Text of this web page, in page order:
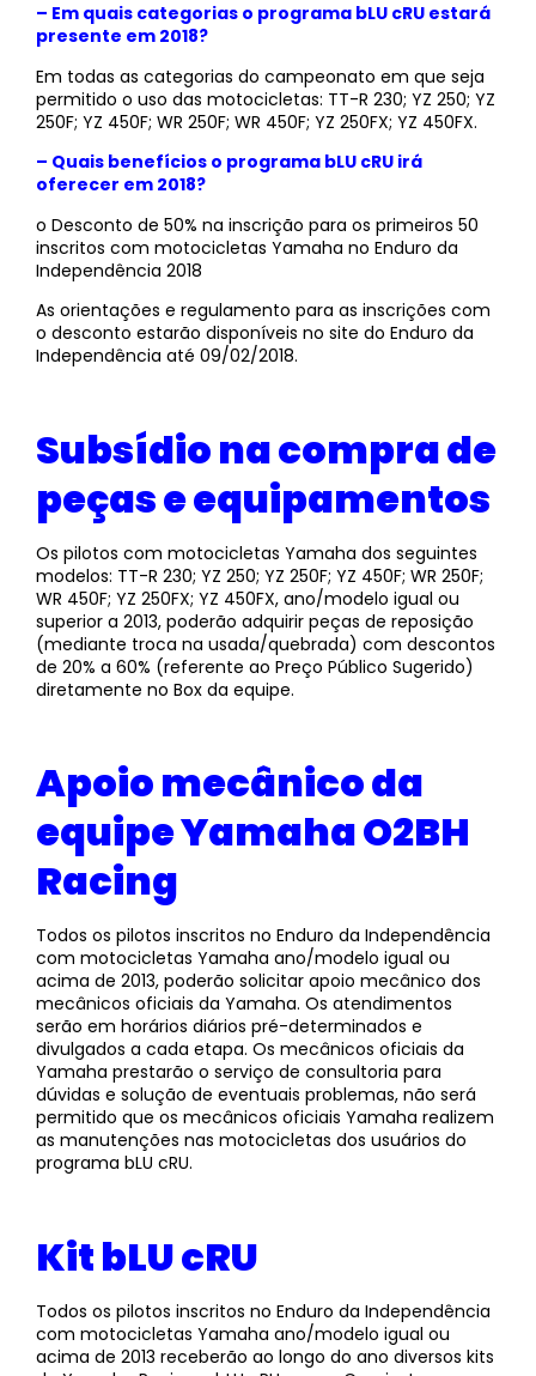
– Em quais categorias o programa bLU cRU estará
presente em 2018?
Em todas as categorias do campeonato em que seja
permitido o uso das motocicletas: TT-R 230; YZ 250; YZ
250F; YZ 450F; WR 250F; WR 450F; YZ 250FX; YZ 450FX.
– Quais benefícios o programa bLU cRU irá
oferecer em 2018?
o Desconto de 50% na inscrição para os primeiros 50
inscritos com motocicletas Yamaha no Enduro da
Independência 2018
As orientações e regulamento para as inscrições com
o desconto estarão disponíveis no site do Enduro da
Independência até 09/02/2018.
Subsídio na compra de
peças e equipamentos
Os pilotos com motocicletas Yamaha dos seguintes
modelos: TT-R 230; YZ 250; YZ 250F; YZ 450F; WR 250F;
WR 450F; YZ 250FX; YZ 450FX, ano/modelo igual ou
superior a 2013, poderão adquirir peças de reposição
(mediante troca na usada/quebrada) com descontos
de 20% a 60% (referente ao Preço Público Sugerido)
diretamente no Box da equipe.
Apoio mecânico da
equipe Yamaha O2BH
Racing
Todos os pilotos inscritos no Enduro da Independência
com motocicletas Yamaha ano/modelo igual ou
acima de 2013, poderão solicitar apoio mecânico dos
mecânicos oficiais da Yamaha. Os atendimentos
serão em horários diários pré-determinados e
divulgados a cada etapa. Os mecânicos oficiais da
Yamaha prestarão o serviço de consultoria para
dúvidas e solução de eventuais problemas, não será
permitido que os mecânicos oficiais Yamaha realizem
as manutenções nas motocicletas dos usuários do
programa bLU cRU.
Kit bLU cRU
Todos os pilotos inscritos no Enduro da Independência
com motocicletas Yamaha ano/modelo igual ou
acima de 2013 receberão ao longo do ano diversos kits